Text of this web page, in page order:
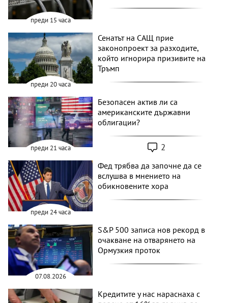
преди 15 часа
преди 20 часа
Сенатът на САЩ прие
законопроект за разходите,
който игнорира призивите на
Тръмп
преди 21 часа
Безопасен актив ли са
американските държавни
облигации?
2
преди 24 часа
Фед трябва да започне да се
вслушва в мнението на
обикновените хора
07.08.2026
S&P 500 записа нов рекорд в
очакване на отварянето на
Ормузкия проток
Кредитите у нас нараснаха с